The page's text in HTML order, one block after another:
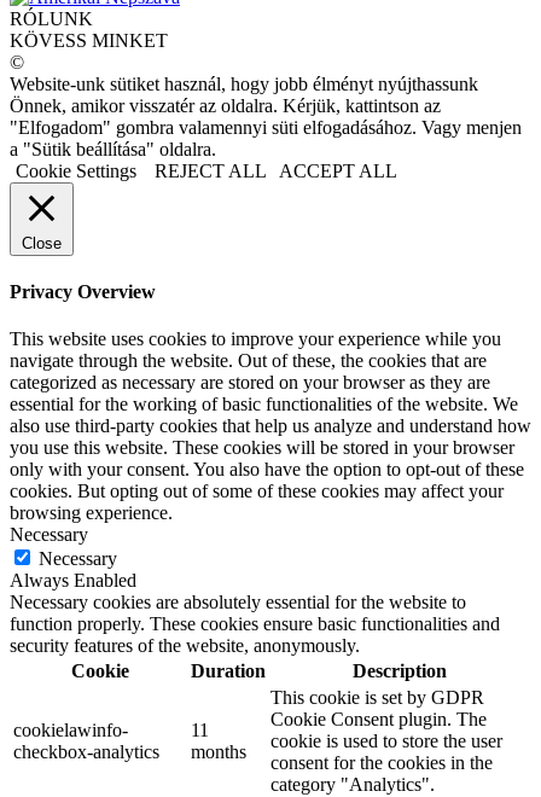
RÓLUNK
KÖVESS MINKET
©
Website-unk sütiket használ, hogy jobb élményt nyújthassunk
Önnek, amikor visszatér az oldalra. Kérjük, kattintson az
"Elfogadom" gombra valamennyi süti elfogadásához. Vagy menjen
a "Sütik beállítása" oldalra.
Cookie Settings
REJECT ALL ACCEPT ALL
Close
Privacy Overview
This website uses cookies to improve your experience while you
navigate through the website. Out of these, the cookies that are
categorized as necessary are stored on your browser as they are
essential for the working of basic functionalities of the website. We
also use third-party cookies that help us analyze and understand how
you use this website. These cookies will be stored in your browser
only with your consent. You also have the option to opt-out of these
cookies. But opting out of some of these cookies may affect your
browsing experience.
Necessary
Necessary
Always Enabled
Necessary cookies are absolutely essential for the website to
function properly. These cookies ensure basic functionalities and
security features of the website, anonymously.
Cookie
Duration Description
cookielawinfo-
checkbox-analytics
11
months
This cookie is set by GDPR
Cookie Consent plugin. The
cookie is used to store the user
consent for the cookies in the
category "Analytics".